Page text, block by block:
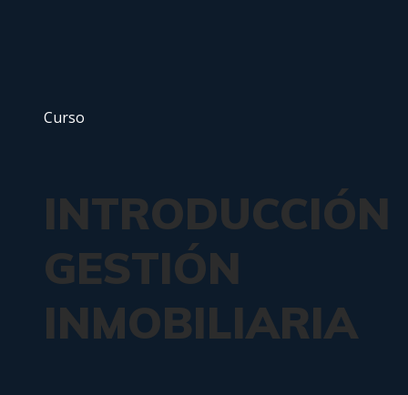
Curso
INTRODUCCIÓN
GESTIÓN
INMOBILIARIA